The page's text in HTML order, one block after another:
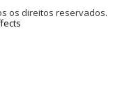
os direitos reservados.